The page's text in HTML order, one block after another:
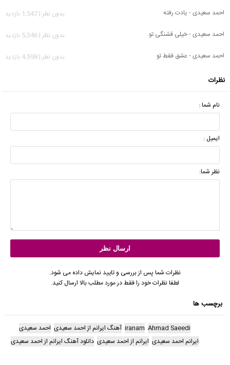
احمد سعیدی - یادت رفته
بدون نظر | 1,547 بازدید
احمد سعیدی - خیلی قشنگی تو
بدون نظر | 5,346 بازدید
احمد سعیدی - عشق فقط تو
بدون نظر | 4,598 بازدید
نظرات
نام شما :
ایمیل :
نظر شما:
نظرات شما پس از بررسی و تایید نمایش داده می شود.
لطفا نظرات خود را فقط در مورد مطلب بالا ارسال کنید.
برچسب ها
Ahmad Saeedi
iranam آهنگ ایرانم از احمد سعیدی احمد سعیدی
ایرانم احمد سعیدی ایرانم از احمد سعیدی دانلود آهنگ ایرانم از احمد سعیدی